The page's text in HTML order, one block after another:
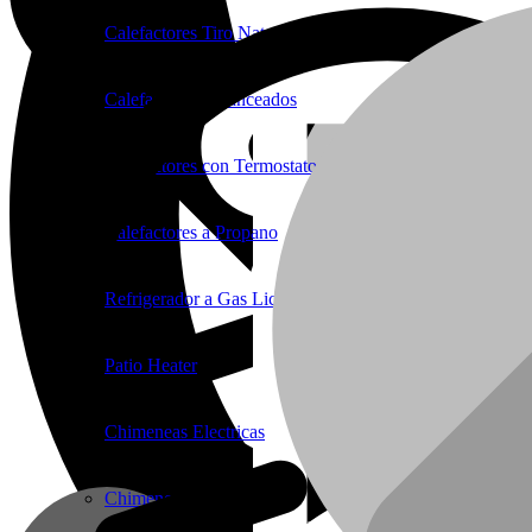
Calefactores Tiro Natural
Calefactores Balanceados
Calefactores con Termostato
Calefactores a Propano
Refrigerador a Gas Licuado
Patio Heater
Chimeneas Electricas
Chimeneas de Troncos